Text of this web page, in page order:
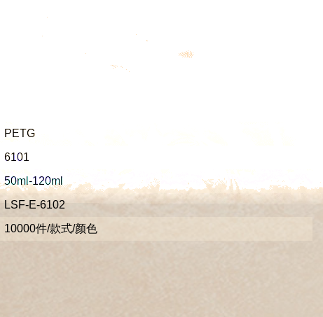
PETG
6101
50ml-120ml
LSF-E-6102
10000件/款式/颜色